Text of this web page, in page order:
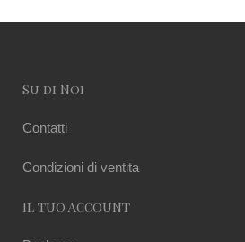
Su di Noi
Contatti
Condizioni di ventita
Il tuo Account